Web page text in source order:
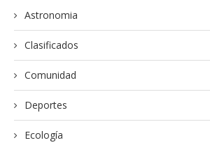
Astronomia
Clasificados
Comunidad
Deportes
Ecología